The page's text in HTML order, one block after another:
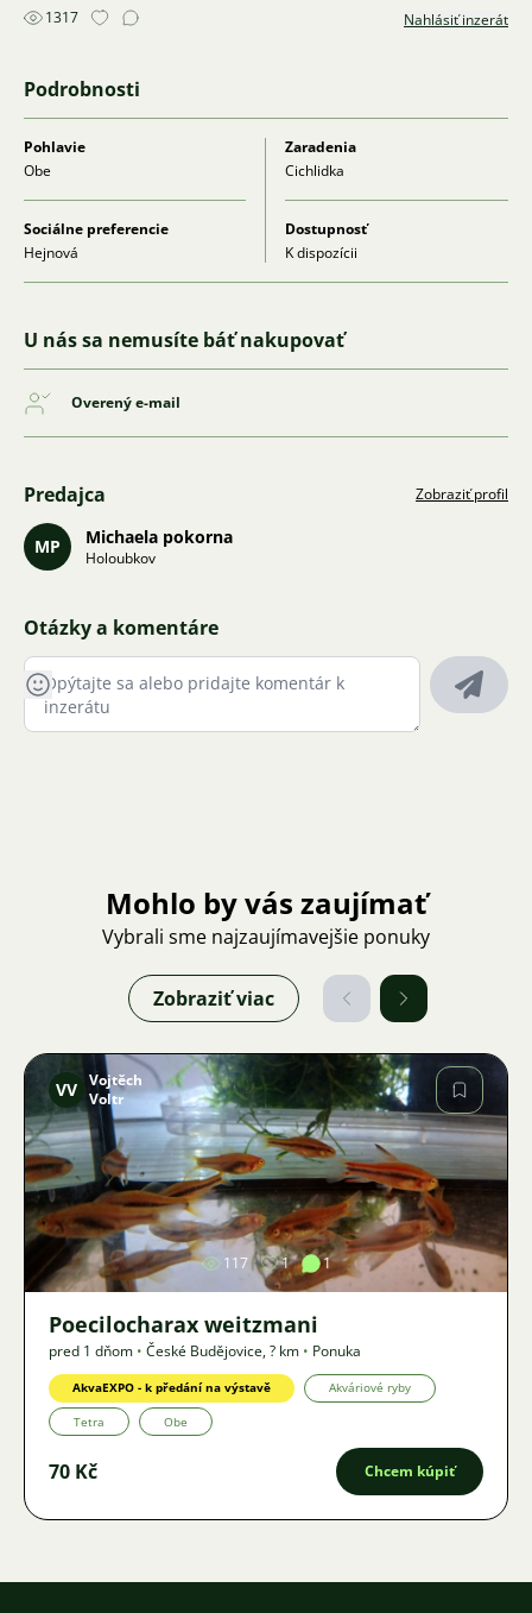
1317 Nahlásiť inzerát
Podrobnosti
Pohlavie
Obe
Zaradenia
Cichlidka
Sociálne preferencie
Hejnová
Dostupnosť
K dispozícii
U nás sa nemusíte báť nakupovať
Overený e-mail
Predajca Zobraziť profil
MP Michaela pokorna
Holoubkov
Otázky a komentáre
Mohlo by vás zaujímať
Vybrali sme najzaujímavejšie ponuky
Zobraziť viac
Obrázok
VV Vojtěch
Voltr
117 1 1
Poecilocharax weitzmani
pred 1 dňom • České Budějovice,? km • Ponuka
AkvaEXPO - k předání na výstavě Akváriové ryby
Tetra Obe
70 Kč Chcem kúpiť